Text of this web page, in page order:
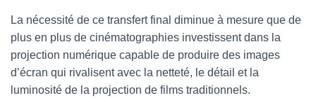
La nécessité de ce transfert final diminue à mesure que de
plus en plus de cinématographies investissent dans la
projection numérique capable de produire des images
d’écran qui rivalisent avec la netteté, le détail et la
luminosité de la projection de films traditionnels.